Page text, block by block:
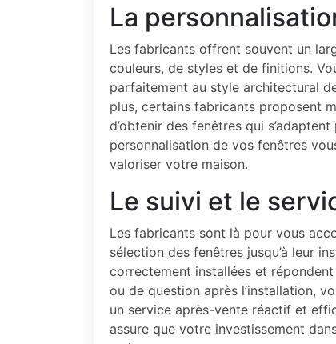
La
Les fabricants offrent souvent un
couleurs, de styles et de finitions.
parfaitement au style architectural
plus, certains fabricants proposent
d’obtenir des fenêtres qui
personnalisation de vos fenêtres
valoriser votre maison.
Le suivi et le
Les fabricants sont là pour vous
sélection des fenêtres jusqu’à leur
correctement installées et
ou de question après l’installation,
un service après-vente réactif et
assure que votre investissement